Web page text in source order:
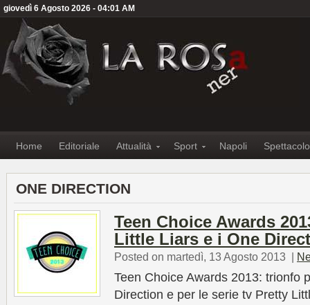
giovedì 6 Agosto 2026 - 04:01 AM
Home Editoriale Attualità Sport Napoli Spettacolo
ONE DIRECTION
Teen Choice Awards
Little Liars e i One
Posted on martedì, 13 Agosto 2013 |
Teen Choice Awards 2013: trionfo
Direction e per le serie tv Pretty